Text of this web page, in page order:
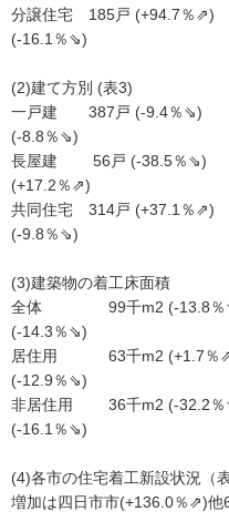
分譲住宅 185戸
(-16.1％⇘)
(2)建て方別 (表3)
一戸建 387戸 (-9.4
(-8.8％⇘)
長屋建 56戸 (-
(+17.2％⇗)
共同住宅 314戸
(-9.8％⇘)
(3)建築物の着工床面
全体 99千m2 (-
(-14.3％⇘)
居住用 63千m2 (+1.7
(-12.9％⇘)
非居住用 36千m2 (-
(-16.1％⇘)
(4)各市の住宅着工新設状況（表
増加は四日市市(+136.0％⇗)他6